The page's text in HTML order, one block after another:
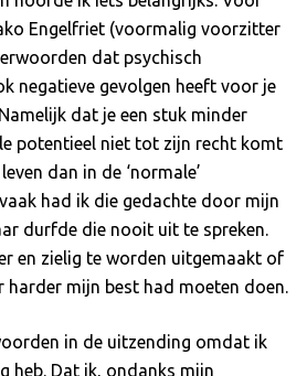
Engelfriet (voormalig voorzitter
dat psychisch
negatieve gevolgen heeft voor je
dat je een stuk minder
potentieel niet tot zijn recht komt
dan in de ‘normale’
had ik die gedachte door mijn
durfde die nooit uit te spreken.
en zielig te worden uitgemaakt of
harder mijn best had moeten doen.
in de uitzending omdat ik
heb. Dat ik, ondanks mijn